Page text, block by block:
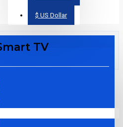
$ US Dollar
TV